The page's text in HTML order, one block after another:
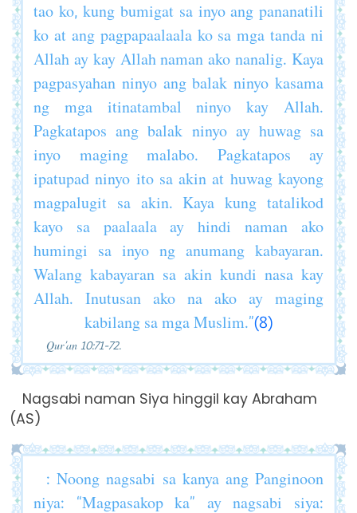
tao ko, kung bumigat sa inyo ang pananatili
ko at ang pagpapaalaala ko sa mga tanda ni
Allah ay kay Allah naman ako nanalig. Kaya
pagpasyahan ninyo ang balak ninyo kasama
ng mga itinatambal ninyo kay Allah.
Pagkatapos ang balak ninyo ay huwag sa
inyo maging malabo. Pagkatapos ay
ipatupad ninyo ito sa akin at huwag kayong
magpalugit sa akin. Kaya kung tatalikod
kayo sa paalaala ay hindi naman ako
humingi sa inyo ng anumang kabayaran.
Walang kabayaran sa akin kundi nasa kay
Allah. Inutusan ako na ako ay maging
kabilang sa mga Muslim.”(8)
Qur’an 10:71-72.
Nagsabi naman Siya hinggil kay Abraham
(AS)
: Noong nagsabi sa kanya ang Panginoon
niya: “Magpasakop ka” ay nagsabi siya: